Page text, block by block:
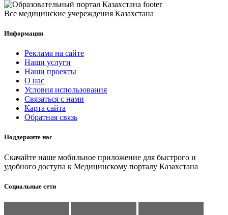
Все медицинские учереждения Казахстана
Информация
Реклама на сайте
Наши услуги
Наши проекты
О нас
Условия использования
Связаться с нами
Карта сайта
Обратная связь
Поддержите нас
Скачайте наше мобильное приложение для быстрого и
удобного доступа к Медицинскому порталу Казахстана
Социальные сети